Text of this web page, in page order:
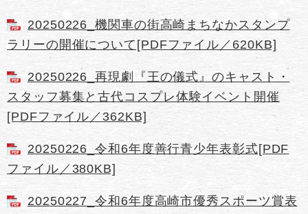
20250226_機関車の街高崎まちなかスタンプ
ラリーの開催について[PDFファイル／620KB]
20250226_再現劇『王の儀式』のキャスト・
スタッフ募集と古代コスプレ体験イベント開催
[PDFファイル／362KB]
20250226_令和6年度善行青少年表彰式[PDF
ファイル／380KB]
20250227_令和6年度高崎市優秀スポーツ賞表